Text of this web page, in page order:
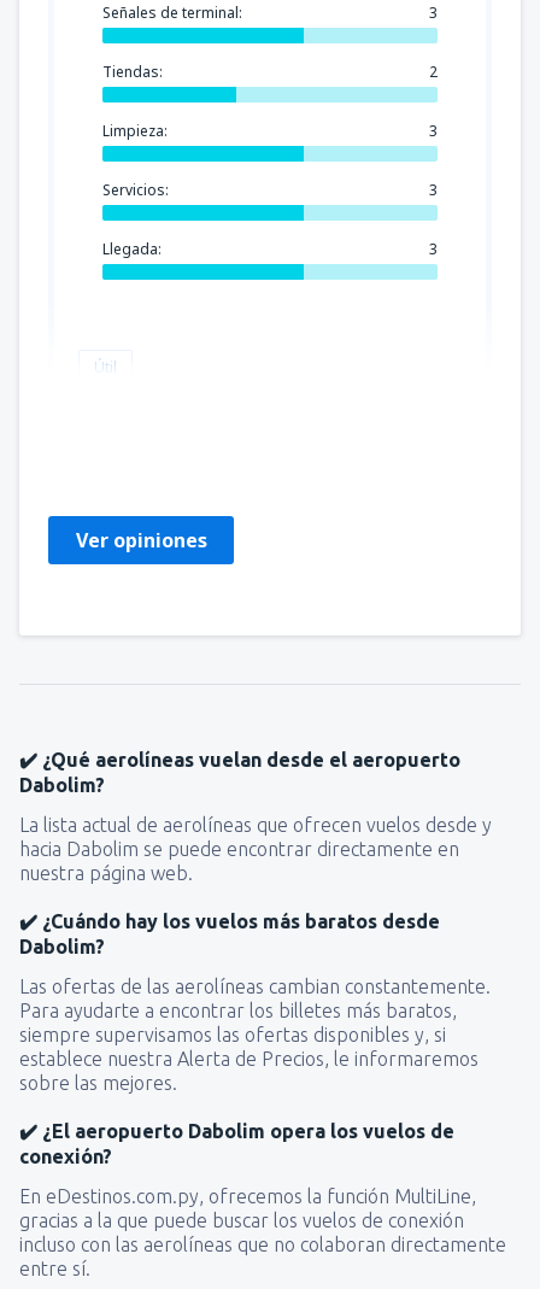
Señales de terminal: 3
Tiendas: 2
Limpieza: 3
Servicios: 3
Llegada: 3
Útil
Ver opiniones
✔️ ¿Qué aerolíneas vuelan desde el aeropuerto
Dabolim?
La lista actual de aerolíneas que ofrecen vuelos desde y
hacia Dabolim se puede encontrar directamente en
nuestra página web.
✔️ ¿Cuándo hay los vuelos más baratos desde
Dabolim?
Las ofertas de las aerolíneas cambian constantemente.
Para ayudarte a encontrar los billetes más baratos,
siempre supervisamos las ofertas disponibles y, si
establece nuestra Alerta de Precios, le informaremos
sobre las mejores.
✔️ ¿El aeropuerto Dabolim opera los vuelos de
conexión?
En eDestinos.com.py, ofrecemos la función MultiLine,
gracias a la que puede buscar los vuelos de conexión
incluso con las aerolíneas que no colaboran directamente
entre sí.